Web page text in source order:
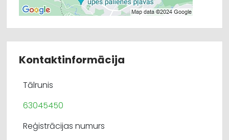
Kontaktinformācija
Tālrunis
63045450
Reģistrācijas numurs